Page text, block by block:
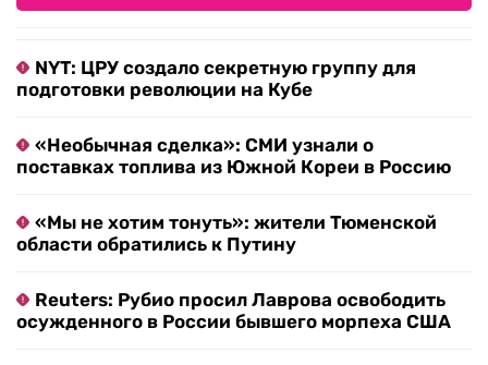
NYT: ЦРУ создало секретную группу для
подготовки революции на Кубе
«Необычная сделка»: СМИ узнали о
поставках топлива из Южной Кореи в Россию
«Мы не хотим тонуть»: жители Тюменской
области обратились к Путину
Reuters: Рубио просил Лаврова освободить
осужденного в России бывшего морпеха США